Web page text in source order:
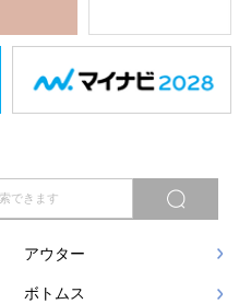
アウター
ボトムス